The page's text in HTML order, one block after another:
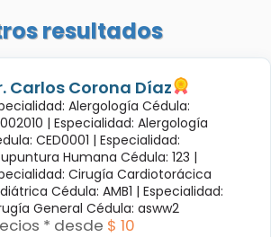
resultados
Carlos Corona Díaz
Alergología Cédula:
| Especialidad: Alergología
CED0001 | Especialidad:
Humana Cédula: 123 |
Cirugía Cardiotorácica
Cédula: AMB1 | Especialidad:
General Cédula: asww2
* desde $ 10